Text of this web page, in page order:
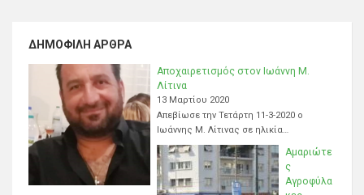
ΔΗΜΟΦΙΛΉ ΆΡΘΡΑ
Αποχαιρετισμός στον Ιωάννη Μ.
Λίτινα
13 Μαρτίου 2020
Απεβίωσε την Τετάρτη 11-3-2020 ο
Ιωάννης Μ. Λίτινας σε ηλικία…
Αμαριώτε
ς
Αγροφύλα